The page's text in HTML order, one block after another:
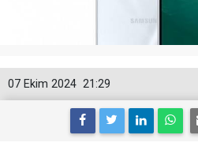
21:29
07 Ekim 2024